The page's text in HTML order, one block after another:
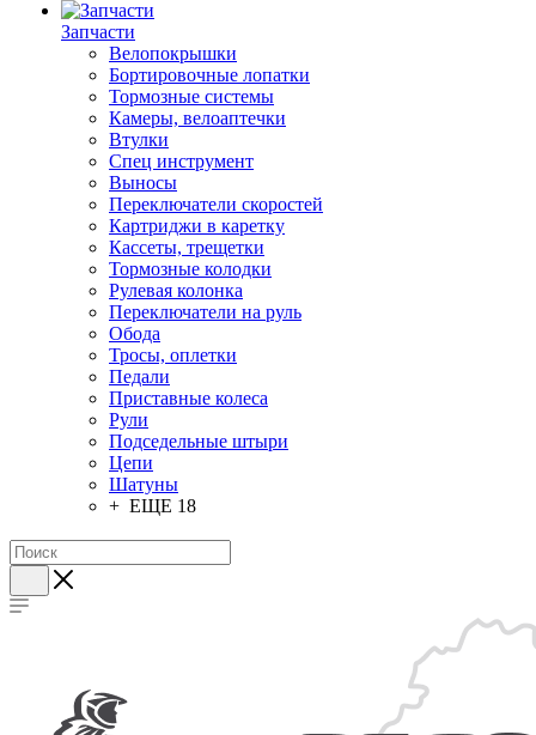
Запчасти
Велопокрышки
Бортировочные лопатки
Тормозные системы
Камеры, велоаптечки
Втулки
Спец инструмент
Выносы
Переключатели скоростей
Картриджи в каретку
Кассеты, трещетки
Тормозные колодки
Рулевая колонка
Переключатели на руль
Обода
Тросы, оплетки
Педали
Приставные колеса
Рули
Подседельные штыри
Цепи
Шатуны
+ ЕЩЕ 18